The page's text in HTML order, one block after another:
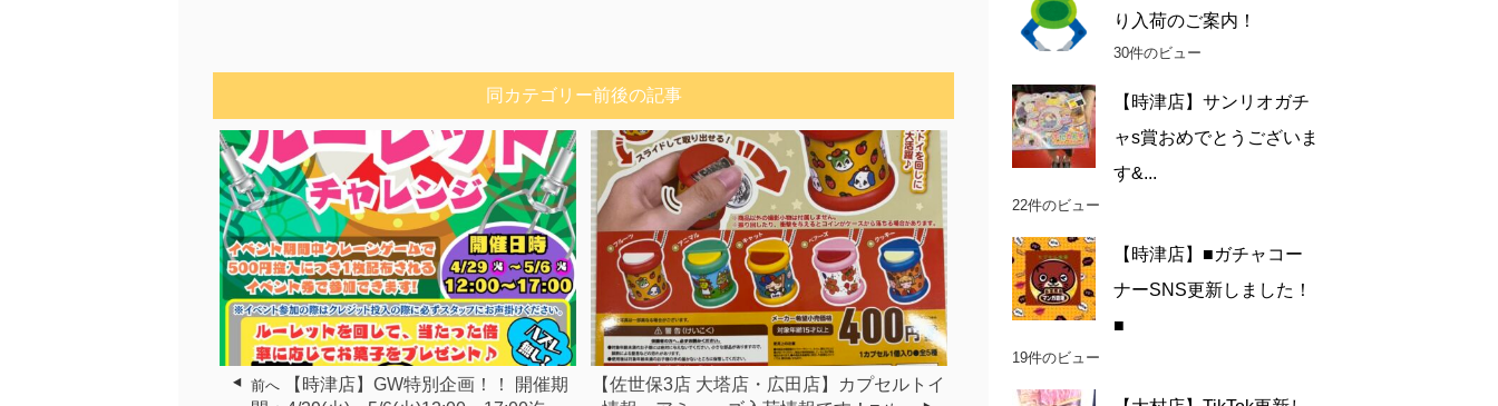
同カテゴリー前後の記事
前へ
【時津店】GW特別企画！！ 開催期
【佐世保3店 大塔店・広田店】カプセルトイ
り入荷のご案内！
30件のビュー
【時津店】サンリオガチ
ャs賞おめでとうございま
す&...
22件のビュー
【時津店】■ガチャコー
ナーSNS更新しました！
■
19件のビュー